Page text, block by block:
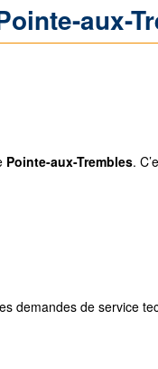
aux-
Pointe-aux-Trembles.
demandes de service